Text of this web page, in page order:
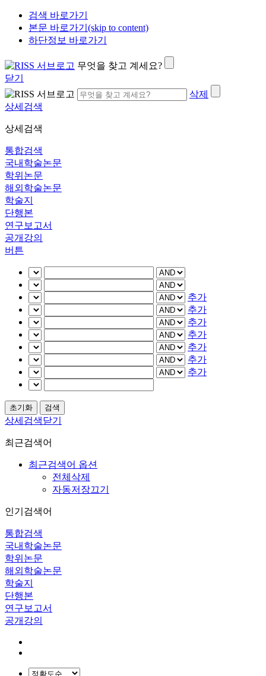
검색 바로가기
본문 바로가기(skip to content)
하단정보 바로가기
무엇을 찾고 계세요?
닫기
삭제
상세검색
상세검색
통합검색
국내학술논문
학위논문
해외학술논문
학술지
단행본
연구보고서
공개강의
버튼
추가
추가
추가
추가
추가
추가
추가
상세검색닫기
최근검색어
최근검색어 옵션
전체삭제
자동저장끄기
인기검색어
통합검색
국내학술논문
학위논문
해외학술논문
학술지
단행본
연구보고서
공개강의